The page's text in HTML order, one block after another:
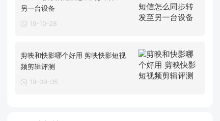
另一台设备
19-10-28
剪映和快影哪个好用 剪映快影短视
频剪辑评测
19-09-05